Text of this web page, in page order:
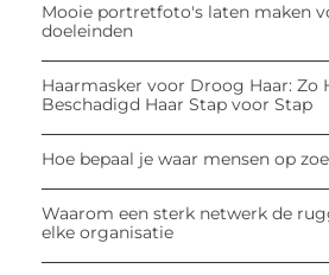
Mooie portretfoto's laten maken
doeleinden
Haarmasker voor Droog Haar: Zo
Beschadigd Haar Stap voor Stap
Hoe bepaal je waar mensen op
Waarom een sterk netwerk de
elke organisatie